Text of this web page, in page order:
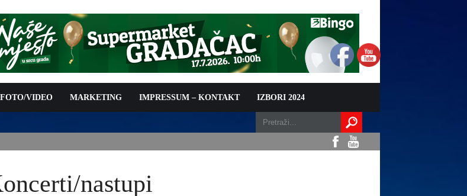
FOTO/VIDEO MARKETING IMPRESSUM – KONTAKT IZBORI 2024
ZA OSTVARIVANJE PRAVA NA
PROGRAMA PREVENTIVNIH MJERA
nastupi